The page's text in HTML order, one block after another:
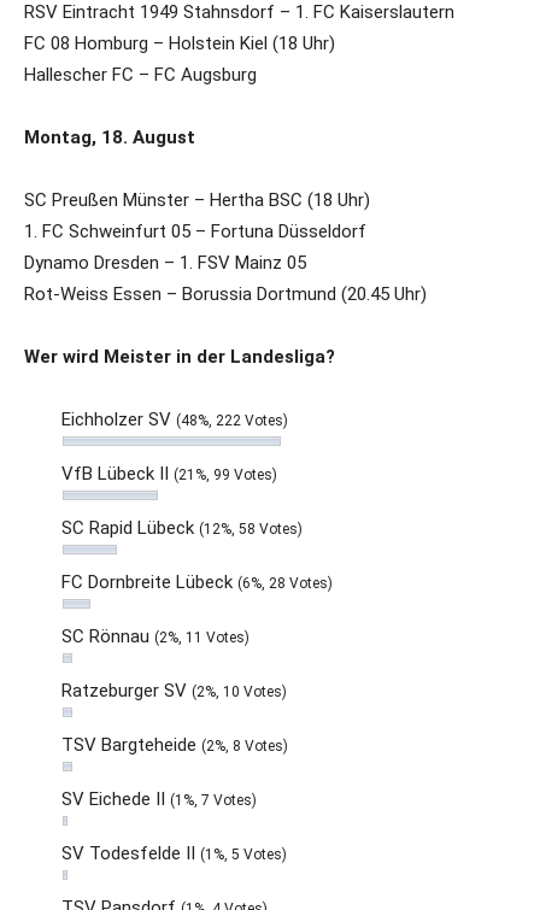
RSV Eintracht 1949 Stahnsdorf – 1. FC Kaiserslautern
FC 08 Homburg – Holstein Kiel (18 Uhr)
Hallescher FC – FC Augsburg
Montag, 18. August
SC Preußen Münster – Hertha BSC (18 Uhr)
1. FC Schweinfurt 05 – Fortuna Düsseldorf
Dynamo Dresden – 1. FSV Mainz 05
Rot-Weiss Essen – Borussia Dortmund (20.45 Uhr)
Wer wird Meister in der Landesliga?
Eichholzer SV (48%, 222 Votes)
VfB Lübeck II (21%, 99 Votes)
SC Rapid Lübeck (12%, 58 Votes)
FC Dornbreite Lübeck (6%, 28 Votes)
SC Rönnau (2%, 11 Votes)
Ratzeburger SV (2%, 10 Votes)
TSV Bargteheide (2%, 8 Votes)
SV Eichede II (1%, 7 Votes)
SV Todesfelde II (1%, 5 Votes)